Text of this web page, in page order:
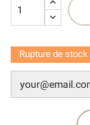
Rupture de stock